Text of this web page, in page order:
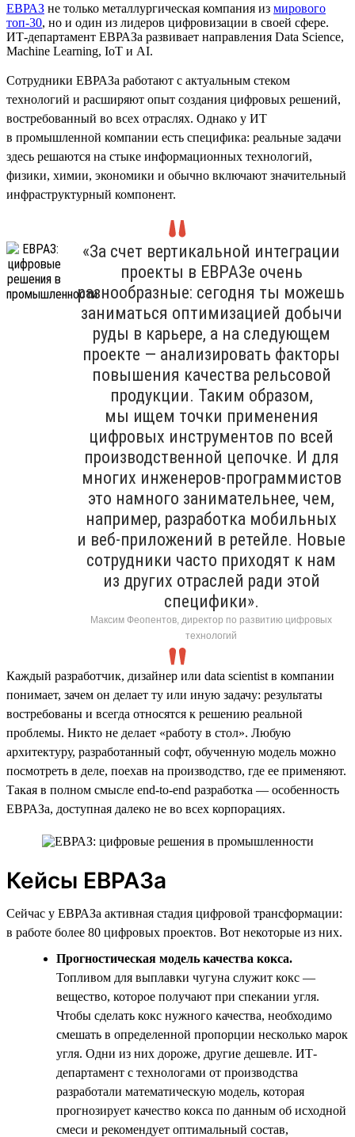
ЕВРАЗ не только металлургическая компания из мирового
топ-30, но и один из лидеров цифровизации в своей сфере.
ИТ-департамент ЕВРАЗа развивает направления Data Science,
Machine Learning, IoT и AI.
Сотрудники ЕВРАЗа работают с актуальным стеком
технологий и расширяют опыт создания цифровых решений,
востребованный во всех отраслях. Однако у ИТ
в промышленной компании есть специфика: реальные задачи
здесь решаются на стыке информационных технологий,
физики, химии, экономики и обычно включают значительный
инфраструктурный компонент.
«За счет вертикальной интеграции
проекты в ЕВРАЗе очень
разнообразные: сегодня ты можешь
заниматься оптимизацией добычи
руды в карьере, а на следующем
проекте — анализировать факторы
повышения качества рельсовой
продукции. Таким образом,
мы ищем точки применения
цифровых инструментов по всей
производственной цепочке. И для
многих инженеров-программистов
это намного занимательнее, чем,
например, разработка мобильных
и веб-приложений в ретейле. Новые
сотрудники часто приходят к нам
из других отраслей ради этой
специфики».
Максим Феопентов, директор по развитию цифровых
технологий
Каждый разработчик, дизайнер или data scientist в компании
понимает, зачем он делает ту или иную задачу: результаты
востребованы и всегда относятся к решению реальной
проблемы. Никто не делает «работу в стол». Любую
архитектуру, разработанный софт, обученную модель можно
посмотреть в деле, поехав на производство, где ее применяют.
Такая в полном смысле end-to-end разработка — особенность
ЕВРАЗа, доступная далеко не во всех корпорациях.
Кейсы ЕВРАЗа
Сейчас у ЕВРАЗа активная стадия цифровой трансформации:
в работе более 80 цифровых проектов. Вот некоторые из них.
Прогностическая модель качества кокса.
Топливом для выплавки чугуна служит кокс —
вещество, которое получают при спекании угля.
Чтобы сделать кокс нужного качества, необходимо
смешать в определенной пропорции несколько марок
угля. Одни из них дороже, другие дешевле. ИТ-
департамент с технологами от производства
разработали математическую модель, которая
прогнозирует качество кокса по данным об исходной
смеси и рекомендует оптимальный состав,